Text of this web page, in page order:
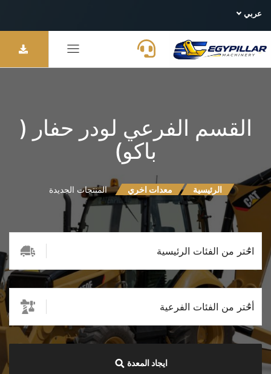
عربي
القسم الفرعي لودر حفار (
باكو)
الرئيسية معدات اخري المنتجات الجديدة
ايجاد المعدة